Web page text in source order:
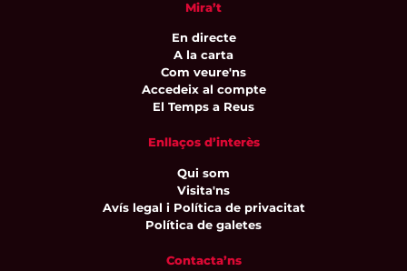
Mira’t
En directe
A la carta
Com veure'ns
Accedeix al compte
El Temps a Reus
Enllaços d’interès
Qui som
Visita'ns
Avís legal i Política de privacitat
Política de galetes
Contacta’ns